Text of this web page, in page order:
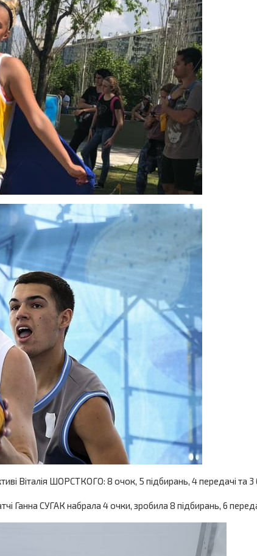
Віталія ШОРСТКОГО: 8 очок, 5 підбирань, 4 передачі та
Ганна СУГАК набрала 4 очки, зробила 8 підбирань, 6